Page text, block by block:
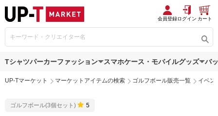
会員登録ログイン カート
Tシャツパーカーファッション スマホケース・モバイルグッズ バ
UP-Tマーケット マーケットアイテムの検索 ゴルフボール販売一覧 イベン
ゴルフボール(3個セット) 5